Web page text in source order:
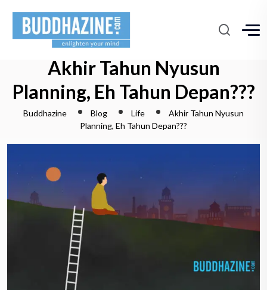
Akhir Tahun Nyusun
Planning, Eh Tahun Depan???
Buddhazine Blog Life
Akhir Tahun Nyusun
Planning, Eh Tahun Depan???